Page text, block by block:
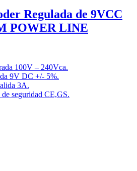
Regulada de 9VCC
POWER LINE
100V – 240Vca.
9V DC +/- 5%.
3A.
seguridad CE,GS.